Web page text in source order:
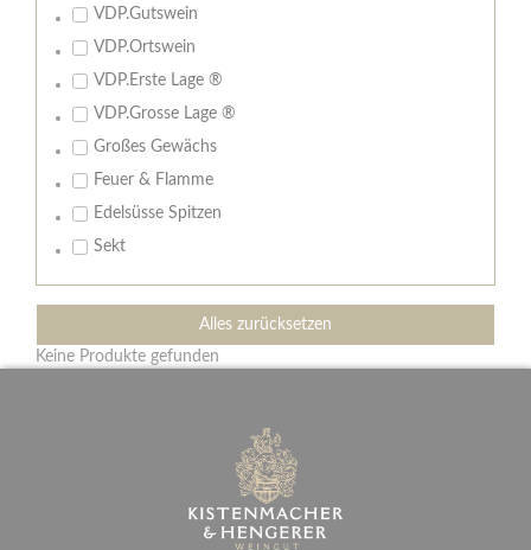
VDP.Gutswein
VDP.Ortswein
VDP.Erste Lage ®
VDP.Grosse Lage ®
Großes Gewächs
Feuer & Flamme
Edelsüsse Spitzen
Sekt
Alles zurücksetzen
Keine Produkte gefunden